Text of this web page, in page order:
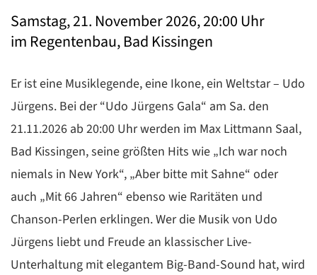
Samstag, 21. November 2026, 20:00 Uhr
im Regentenbau, Bad Kissingen
Er ist eine Musiklegende, eine Ikone, ein Weltstar – Udo
Jürgens. Bei der “Udo Jürgens Gala“ am Sa. den
21.11.2026 ab 20:00 Uhr werden im Max Littmann Saal,
Bad Kissingen, seine größten Hits wie „Ich war noch
niemals in New York“, „Aber bitte mit Sahne“ oder
auch „Mit 66 Jahren“ ebenso wie Raritäten und
Chanson-Perlen erklingen. Wer die Musik von Udo
Jürgens liebt und Freude an klassischer Live-
Unterhaltung mit elegantem Big-Band-Sound hat, wird